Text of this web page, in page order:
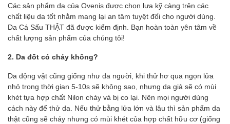
phong thái vượt bậc.
======================================
OVENIS HIỆN ĐANG CUNG CẤP CÁC SẢN PHẨM TỪ DA THẬT
VỚI GIÁ BÁN LẺ TỐT NHẤT THỊ TRƯỜNG
- Giá tốt nhất do xưởng sản xuất với số lượng lớn.
- Chúng tôi không nói sản phẩm của mình có chất lượng tốt nhất
nhưng phải khẳng định chất lượng sản phẩm vượt trội với giá
tiền.
Các sản phẩm da của Ovenis được chọn lựa kỹ càng trên các
chất liệu da tốt nhằm mang lại an tâm tuyệt đối cho người dùng.
Da Cá Sấu THẬT đã được kiểm định. Bạn hoàn toàn yên tâm về
chất lượng sản phẩm của chúng tôi!
2. Da đốt có cháy không?
Da động vật cũng giống như da người, khi thử hơ qua ngọn lửa
nhỏ trong thời gian 5-10s sẽ không sao, nhưng da giả sẽ có mùi
khét tựa hợp chất Nilon cháy và bị co lại. Nên mọi người dùng
cách này để thử da. Nếu thử bằng lửa lớn và lâu thì sản phẩm da
thật cũng sẽ cháy nhưng có mùi khét của hợp chất hữu cơ (giống